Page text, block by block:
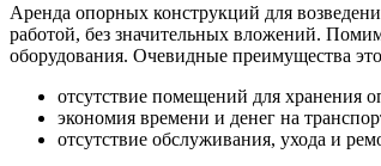
Аренда опорных конструкций для
работой, без значительных вложений.
оборудования. Очевидные преимущества
отсутствие помещений для хранения
экономия времени и денег на
отсутствие обслуживания, ухода и